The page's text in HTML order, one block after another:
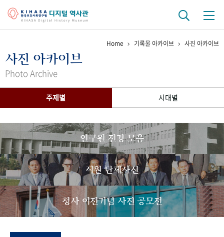
걸어온 길 기관 변천사
간행물 변천사
기록물 아카이브
사진 아카이브 문서 기록물 행정박물 영상 기록물
50+1 주년 기념
성과 50선 숫자로 보는 50년
Home 기록물 아카이브 사진 아카이브
사진 아카이브
Photo Archive
주제별 시대별
연구원 전경 모음
직원 단체사진
청사 이전기념 사진 공모전